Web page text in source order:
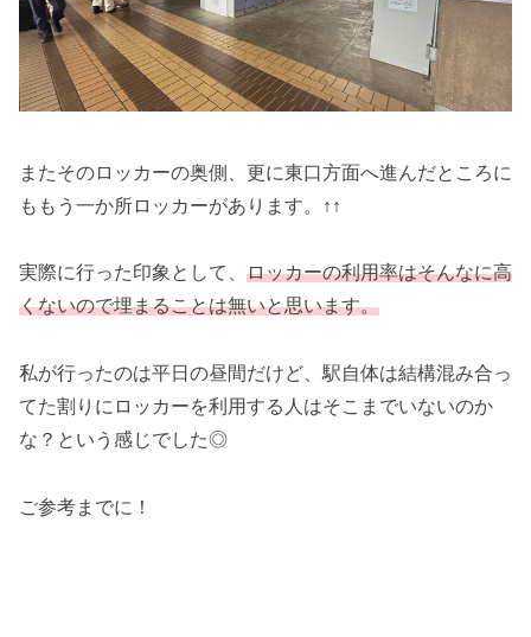
またそのロッカーの奥側、更に東口方面へ進んだところに
ももう一か所ロッカーがあります。↑↑
実際に行った印象として、 ロッカーの利用率はそんなに高
くないので埋まることは無いと思います。
私が行ったのは平日の昼間だけど、駅自体は結構混み合っ
てた割りにロッカーを利用する人はそこまでいないのか
な？という感じでした◎
ご参考までに！